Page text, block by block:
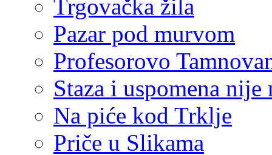
Trgovačka žila
Pazar pod murvom
Profesorovo
Staza i uspomena nije
Na piće kod Trklje
Priče u Slikama